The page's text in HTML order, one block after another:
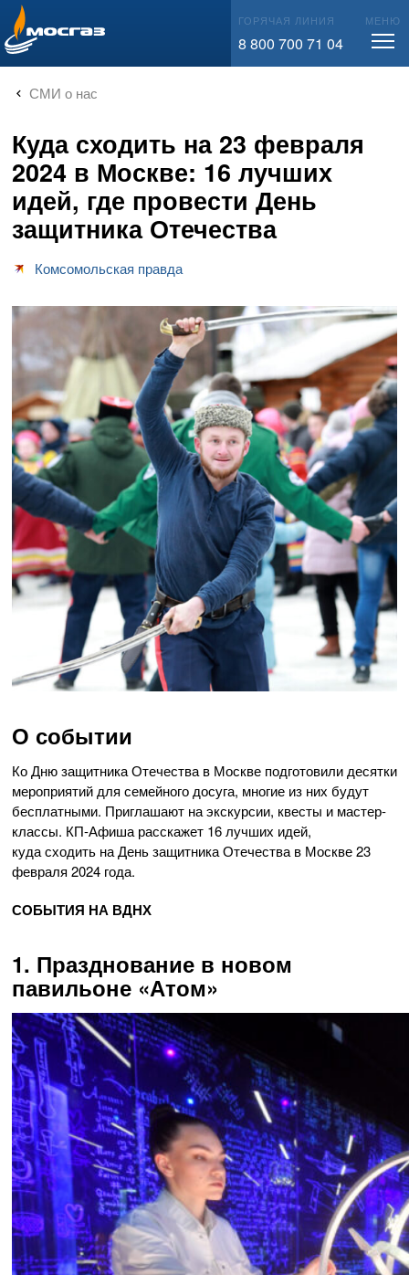
info@mos-gaz.ru ГОРЯЧАЯ ЛИНИЯ
8 800 700 71 04
МЕНЮ
СМИ о нас
Куда сходить на 23 февраля
2024 в Москве: 16 лучших
идей, где провести День
защитника Отечества
Комсомольская правда
О событии
Ко Дню защитника Отечества в Москве подготовили десятки
мероприятий для семейного досуга, многие из них будут
бесплатными. Приглашают на экскурсии, квесты и мастер-
классы. КП-Афиша расскажет 16 лучших идей,
куда сходить на День защитника Отечества в Москве 23
февраля 2024 года.
СОБЫТИЯ НА ВДНХ
1. Празднование в новом
павильоне «Атом»